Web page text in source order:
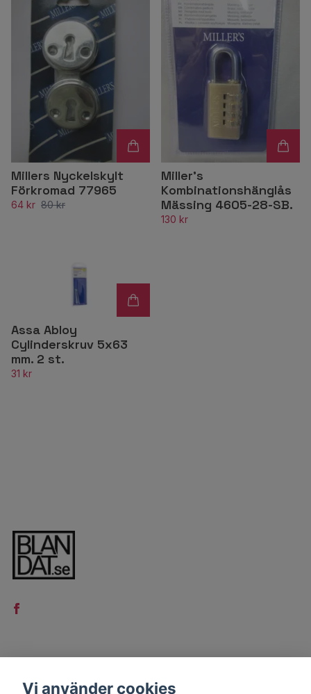
Millers Nyckelskylt
Förkromad 77965
64 kr 80 kr
Miller’s
Kombinationshänglås
Mässing 4605-28-SB.
130 kr
Assa Abloy
Cylinderskruv 5x63
mm. 2 st.
31 kr
Vi använder cookies